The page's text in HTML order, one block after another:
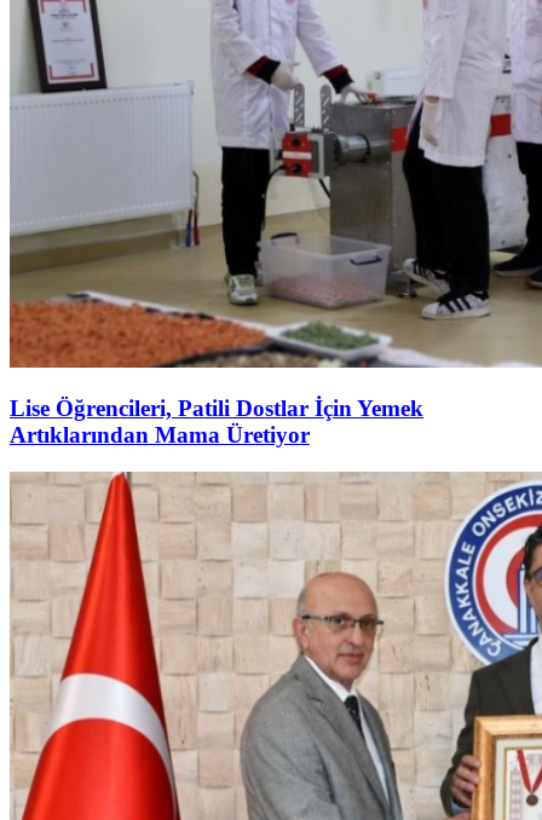
Lise Öğrencileri, Patili Dostlar İçin Yemek
Artıklarından Mama Üretiyor